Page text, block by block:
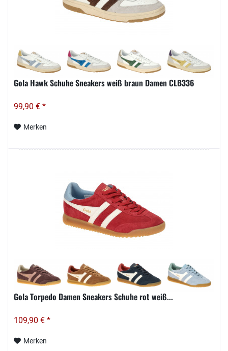
Gola Hawk Schuhe Sneakers weiß braun Damen CLB336
99,90 € *
Merken
Gola Torpedo Damen Sneakers Schuhe rot weiß...
109,90 € *
Merken